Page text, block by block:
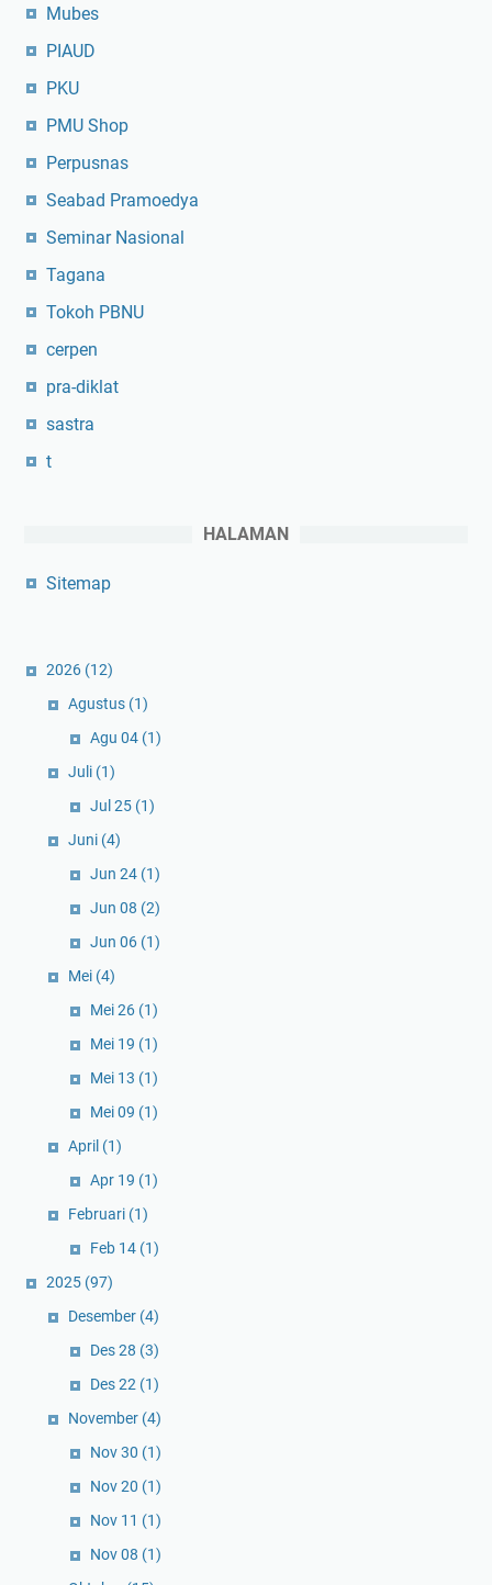
Mubes
PIAUD
PKU
PMU Shop
Perpusnas
Seabad Pramoedya
Seminar Nasional
Tagana
Tokoh PBNU
cerpen
pra-diklat
sastra
t
HALAMAN
Sitemap
2026 (12)
Agustus (1)
Agu 04 (1)
Juli (1)
Jul 25 (1)
Juni (4)
Jun 24 (1)
Jun 08 (2)
Jun 06 (1)
Mei (4)
Mei 26 (1)
Mei 19 (1)
Mei 13 (1)
Mei 09 (1)
April (1)
Apr 19 (1)
Februari (1)
Feb 14 (1)
2025 (97)
Desember (4)
Des 28 (3)
Des 22 (1)
November (4)
Nov 30 (1)
Nov 20 (1)
Nov 11 (1)
Nov 08 (1)